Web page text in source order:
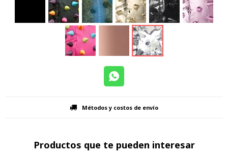
Métodos y costos de envío
Productos que te pueden interesar